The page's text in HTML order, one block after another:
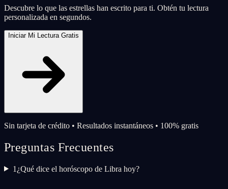
Descubre lo que las estrellas han escrito para ti. Obtén tu lectura
personalizada en segundos.
Iniciar Mi Lectura Gratis
Sin tarjeta de crédito • Resultados instantáneos • 100% gratis
Preguntas Frecuentes
1 ¿Qué dice el horóscopo de Libra hoy?